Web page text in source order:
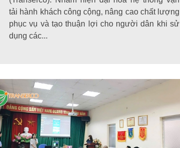
tải hành khách công cộng, nâng cao chất lượng
phục vụ và tạo thuận lợi cho người dân khi sử
dụng các...